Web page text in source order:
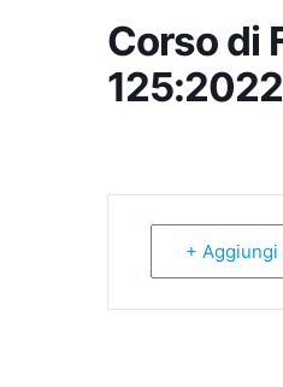
Corso di
125:2022
+ Aggiungi